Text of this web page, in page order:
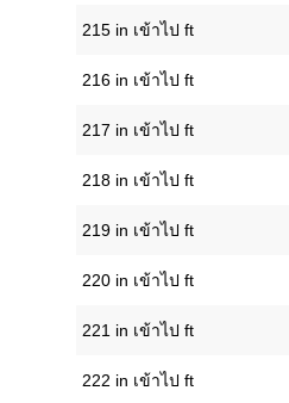
215 in เข้าไป ft
216 in เข้าไป ft
217 in เข้าไป ft
218 in เข้าไป ft
219 in เข้าไป ft
220 in เข้าไป ft
221 in เข้าไป ft
222 in เข้าไป ft